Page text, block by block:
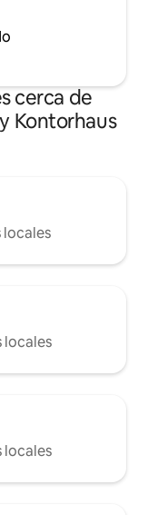
cerca de
Kontorhaus
locales
locales
locales